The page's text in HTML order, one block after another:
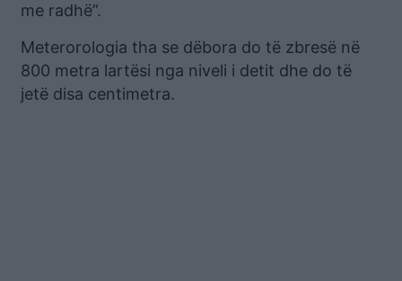
me radhë”.
Meterorologia tha se dëbora do të zbresë në
800 metra lartësi nga niveli i detit dhe do të
jetë disa centimetra.